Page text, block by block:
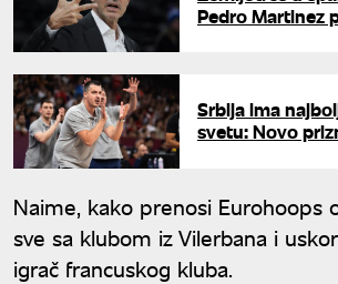
Pedro Martinez
Srbija ima
svetu: Novo
Naime, kako prenosi Eurohoops
sve sa klubom iz Vilerbana i
igrač francuskog kluba.